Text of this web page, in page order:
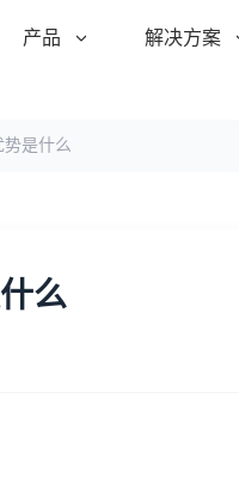
产品 解决方案
势是什么
么